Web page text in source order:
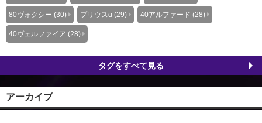
80ヴォクシー (30) プリウスα (29) 40アルファード (28)
40ヴェルファイア (28)
タグをすべて見る
アーカイブ